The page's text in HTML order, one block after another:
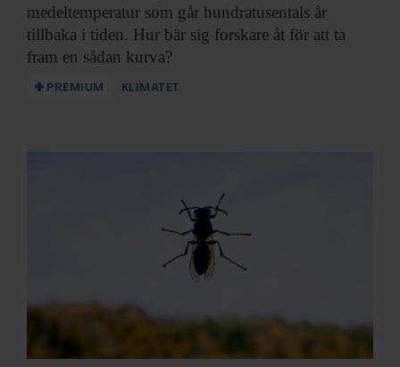
medeltemperatur som går hundratusentals år
tillbaka i tiden. Hur bär sig forskare åt för att ta
fram en sådan kurva?
PREMIUM KLIMATET